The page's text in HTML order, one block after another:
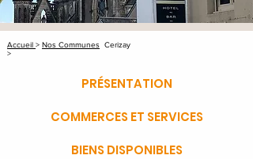
Accueil > Nos Communes
>
Cerizay
PRÉSENTATION
COMMERCES ET SERVICES
BIENS DISPONIBLES